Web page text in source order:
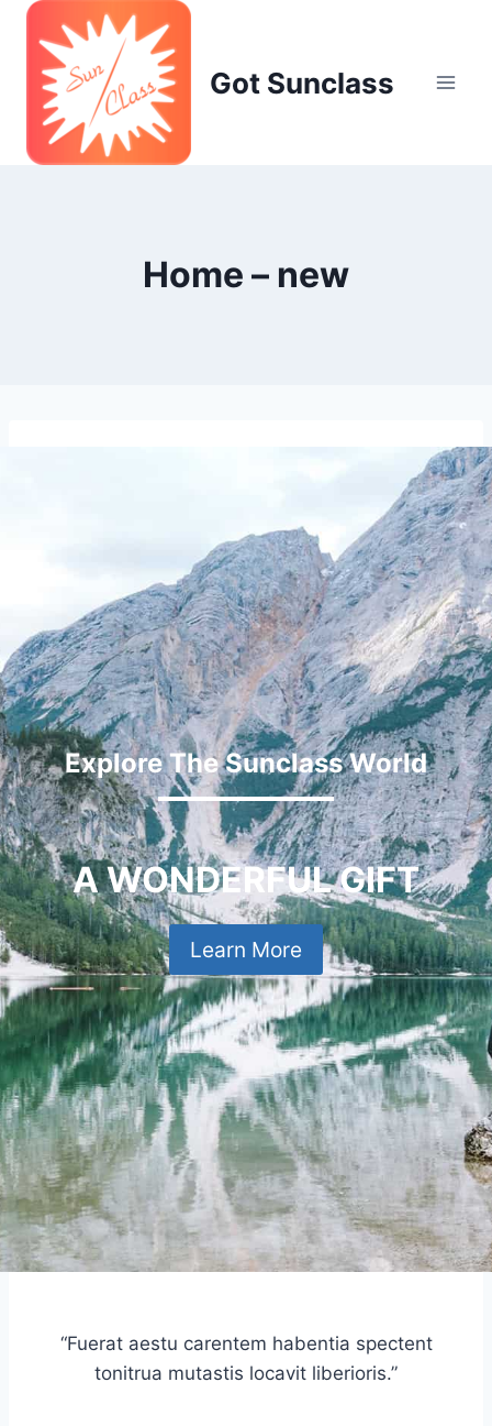
Skip
content
Got Sunclass
Home – new
Explore The Sunclass World
A WONDERFUL GIFT
Learn More
“Fuerat aestu carentem habentia spectent
tonitrua mutastis locavit liberioris.”